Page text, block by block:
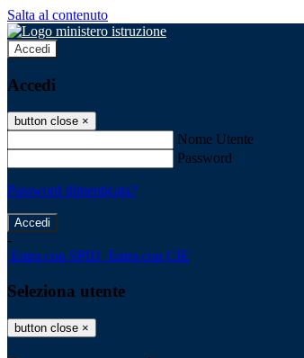
Salta al contenuto
Accedi
Accedi
button close ×
Nome Utente
Password
Password dimenticata?
-
Entra con SPID Entra con CIE
Seleziona utente
button close ×